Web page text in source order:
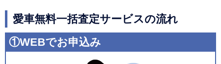
愛車無料一括査定サービスの流れ
①WEBでお申込み